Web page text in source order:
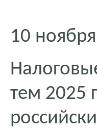
10
тем 2025